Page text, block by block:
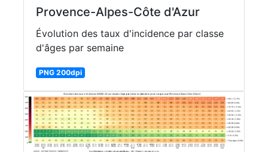
Provence-Alpes-Côte d'Azur
Évolution des taux d'incidence par classe
d'âges par semaine
PNG 200dpi